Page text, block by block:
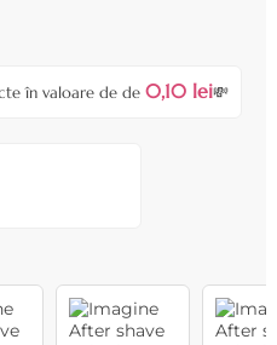
în valoare de de 0,10 lei💸